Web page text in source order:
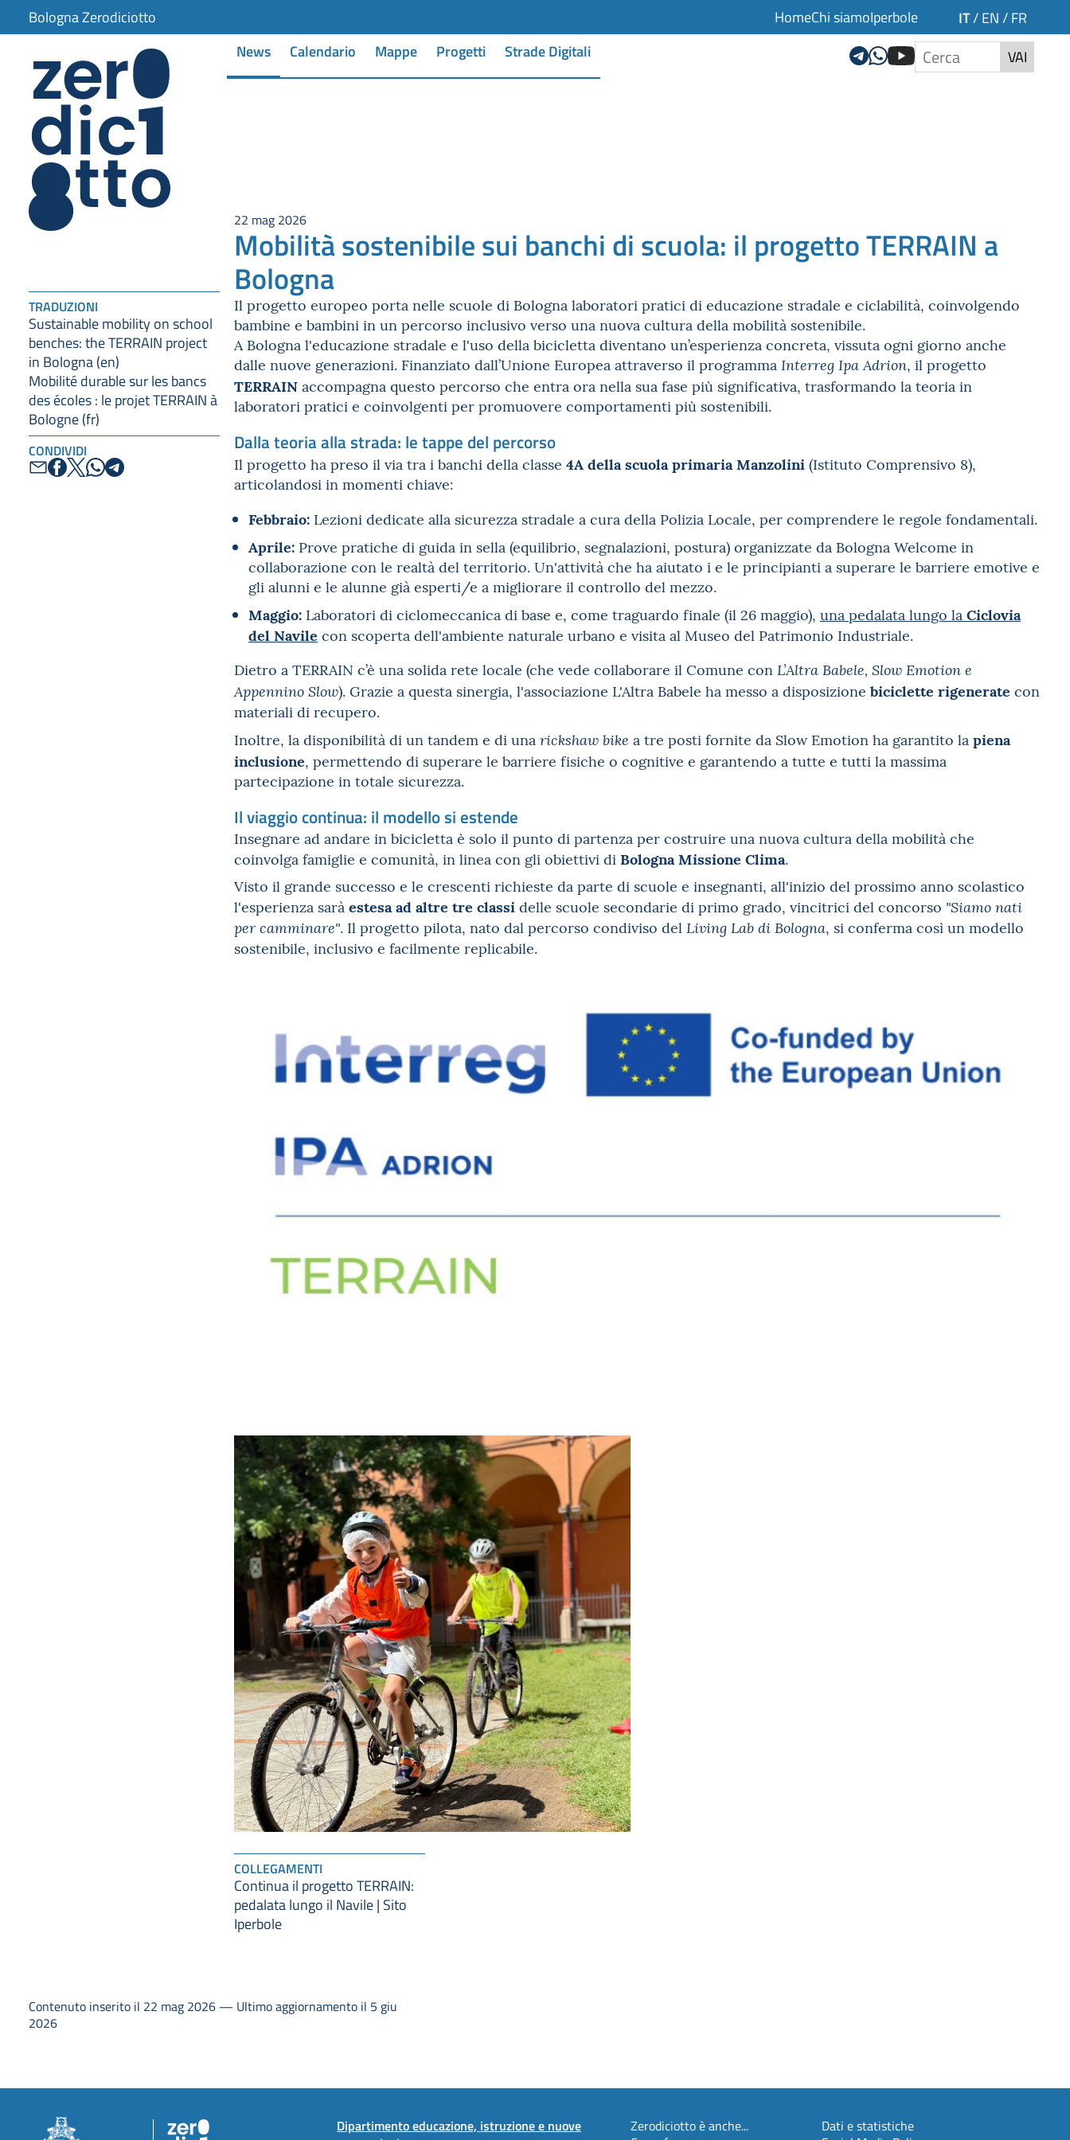
Bologna Zerodiciotto HomeChi siamoIperbole IT/ EN / FR
News Calendario Mappe Progetti Strade Digitali VAI
TRADUZIONI
Sustainable mobility on school
benches: the TERRAIN project
in Bologna (en)
Mobilité durable sur les bancs
des écoles : le projet TERRAIN à
Bologne (fr)
CONDIVIDI
22 mag 2026
Mobilità sostenibile sui banchi di scuola: il progetto TERRAIN a
Bologna
Il progetto europeo porta nelle scuole di Bologna laboratori pratici di educazione stradale e ciclabilità, coinvolgendo
bambine e bambini in un percorso inclusivo verso una nuova cultura della mobilità sostenibile.
A Bologna l'educazione stradale e l'uso della bicicletta diventano un’esperienza concreta, vissuta ogni giorno anche
dalle nuove generazioni. Finanziato dall’Unione Europea attraverso il programma Interreg Ipa Adrion, il progetto
TERRAIN accompagna questo percorso che entra ora nella sua fase più significativa, trasformando la teoria in
laboratori pratici e coinvolgenti per promuovere comportamenti più sostenibili.
Dalla teoria alla strada: le tappe del percorso
Il progetto ha preso il via tra i banchi della classe 4A della scuola primaria Manzolini (Istituto Comprensivo 8),
articolandosi in momenti chiave:
Febbraio: Lezioni dedicate alla sicurezza stradale a cura della Polizia Locale, per comprendere le regole fondamentali.
Aprile: Prove pratiche di guida in sella (equilibrio, segnalazioni, postura) organizzate da Bologna Welcome in
collaborazione con le realtà del territorio. Un'attività che ha aiutato i e le principianti a superare le barriere emotive e
gli alunni e le alunne già esperti/e a migliorare il controllo del mezzo.
Maggio: Laboratori di ciclomeccanica di base e, come traguardo finale (il 26 maggio), una pedalata lungo la Ciclovia
del Navile con scoperta dell'ambiente naturale urbano e visita al Museo del Patrimonio Industriale.
Dietro a TERRAIN c’è una solida rete locale (che vede collaborare il Comune con L’Altra Babele, Slow Emotion e
Appennino Slow). Grazie a questa sinergia, l'associazione L'Altra Babele ha messo a disposizione biciclette rigenerate con
materiali di recupero.
Inoltre, la disponibilità di un tandem e di una rickshaw bike a tre posti fornite da Slow Emotion ha garantito la piena
inclusione, permettendo di superare le barriere fisiche o cognitive e garantendo a tutte e tutti la massima
partecipazione in totale sicurezza.
Il viaggio continua: il modello si estende
Insegnare ad andare in bicicletta è solo il punto di partenza per costruire una nuova cultura della mobilità che
coinvolga famiglie e comunità, in linea con gli obiettivi di Bologna Missione Clima.
Visto il grande successo e le crescenti richieste da parte di scuole e insegnanti, all'inizio del prossimo anno scolastico
l'esperienza sarà estesa ad altre tre classi delle scuole secondarie di primo grado, vincitrici del concorso "Siamo nati
per camminare". Il progetto pilota, nato dal percorso condiviso del Living Lab di Bologna, si conferma così un modello
sostenibile, inclusivo e facilmente replicabile.
COLLEGAMENTI
Continua il progetto TERRAIN:
pedalata lungo il Navile | Sito
Iperbole
Contenuto inserito il 22 mag 2026 — Ultimo aggiornamento il 5 giu
2026
Dipartimento educazione, istruzione e nuove
Zerodiciotto è anche...
Dati e statistiche